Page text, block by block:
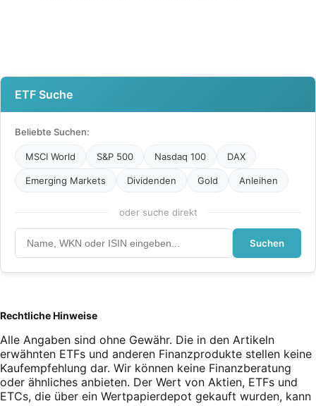
ETF Suche
Beliebte Suchen:
MSCI World S&P 500 Nasdaq 100 DAX
Emerging Markets Dividenden Gold Anleihen
oder suche direkt
Suchen
Rechtliche Hinweise
Alle Angaben sind ohne Gewähr. Die in den Artikeln
erwähnten ETFs und anderen Finanzprodukte stellen keine
Kaufempfehlung dar. Wir können keine Finanzberatung
oder ähnliches anbieten. Der Wert von Aktien, ETFs und
ETCs, die über ein Wertpapierdepot gekauft wurden, kann